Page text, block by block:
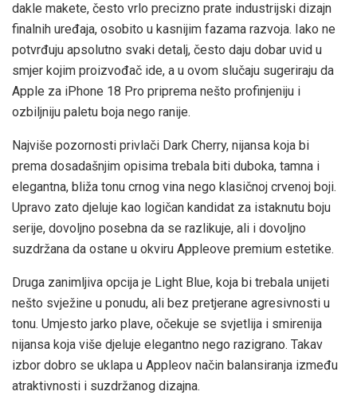
dakle makete, često vrlo precizno prate industrijski dizajn
finalnih uređaja, osobito u kasnijim fazama razvoja. Iako ne
potvrđuju apsolutno svaki detalj, često daju dobar uvid u
smjer kojim proizvođač ide, a u ovom slučaju sugeriraju da
Apple za iPhone 18 Pro priprema nešto profinjeniju i
ozbiljniju paletu boja nego ranije.
Najviše pozornosti privlači Dark Cherry, nijansa koja bi
prema dosadašnjim opisima trebala biti duboka, tamna i
elegantna, bliža tonu crnog vina nego klasičnoj crvenoj boji.
Upravo zato djeluje kao logičan kandidat za istaknutu boju
serije, dovoljno posebna da se razlikuje, ali i dovoljno
suzdržana da ostane u okviru Appleove premium estetike.
Druga zanimljiva opcija je Light Blue, koja bi trebala unijeti
nešto svježine u ponudu, ali bez pretjerane agresivnosti u
tonu. Umjesto jarko plave, očekuje se svjetlija i smirenija
nijansa koja više djeluje elegantno nego razigrano. Takav
izbor dobro se uklapa u Appleov način balansiranja između
atraktivnosti i suzdržanog dizajna.